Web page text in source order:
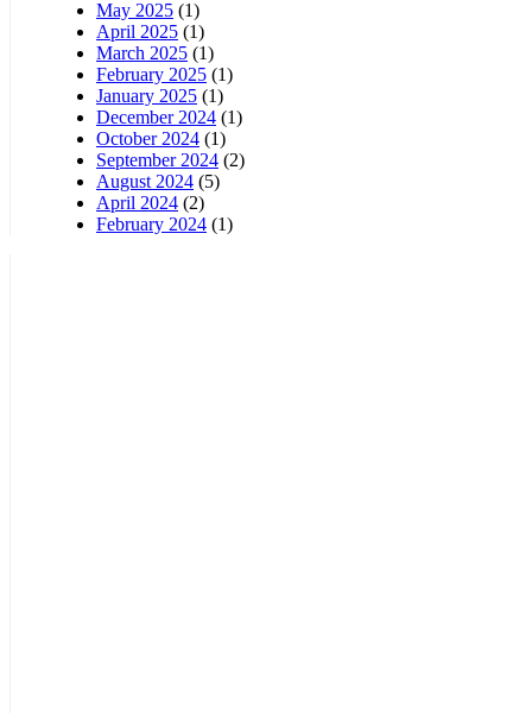
May 2025 (1)
April 2025 (1)
March 2025 (1)
February 2025 (1)
January 2025 (1)
December 2024 (1)
October 2024 (1)
September 2024 (2)
August 2024 (5)
April 2024 (2)
February 2024 (1)